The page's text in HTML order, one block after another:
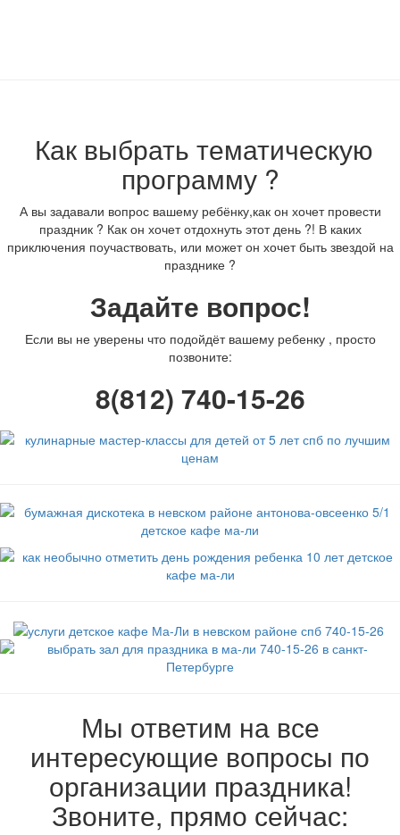
Как выбрать тематическую
программу ?
А вы задавали вопрос вашему ребёнку,как он хочет провести
праздник ? Как он хочет отдохнуть этот день ?! В каких
приключения поучаствовать, или может он хочет быть звездой на
празднике ?
Задайте вопрос!
Если вы не уверены что подойдёт вашему ребенку , просто
позвоните:
8(812) 740-15-26
Мы ответим на все
интересующие вопросы по
организации праздника!
Звоните, прямо сейчас: